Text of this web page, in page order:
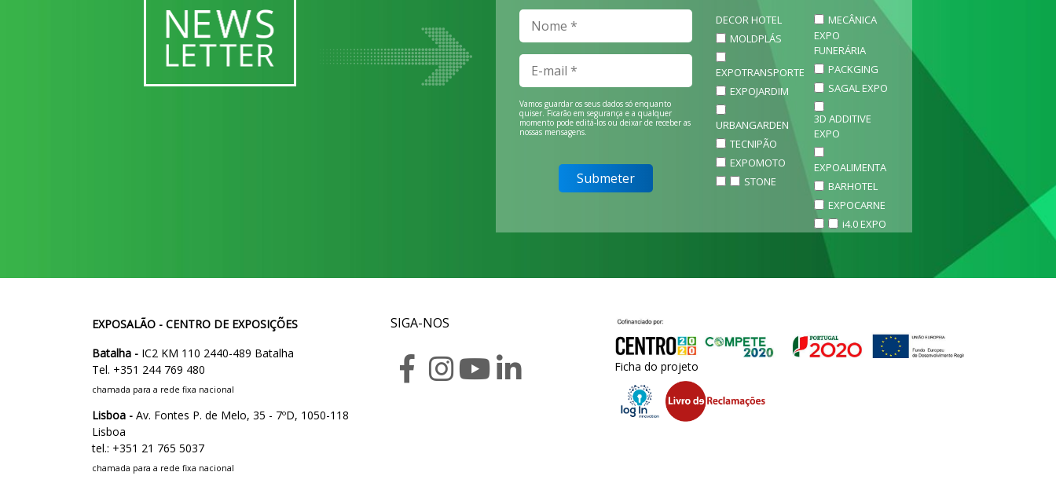
Vamos guardar os seus dados só enquanto
quiser. Ficarão em segurança e a qualquer
momento pode editá-los ou deixar de receber as
nossas mensagens.
DECOR HOTEL
MOLDPLÁS
EXPOTRANSPORTE
EXPOJARDIM
URBANGARDEN
TECNIPÃO
EXPOMOTO
STONE
MECÂNICA
EXPO
FUNERÁRIA
PACKGING
SAGAL EXPO
3D ADDITIVE
EXPO
EXPOALIMENTA
BARHOTEL
EXPOCARNE
i4.0 EXPO
EXPOSALÃO - CENTRO DE EXPOSIÇÕES
Batalha - IC2 KM 110 2440-489 Batalha
Tel. +351 244 769 480
chamada para a rede fixa nacional
Lisboa - Av. Fontes P. de Melo, 35 - 7ºD, 1050-118
Lisboa
tel.: +351 21 765 5037
chamada para a rede fixa nacional
SIGA-NOS
Ficha do projeto